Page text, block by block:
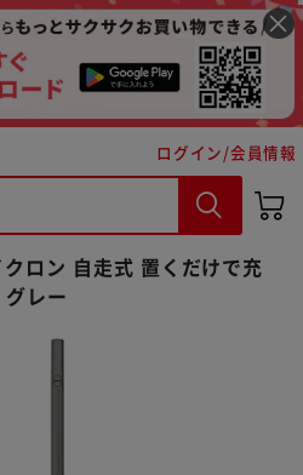
ログイン/会員情報
ロン 自走式 置くだけで充
レー